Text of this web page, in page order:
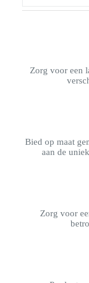
Zorg voor een
Bied op maat
aan de
Zorg voor